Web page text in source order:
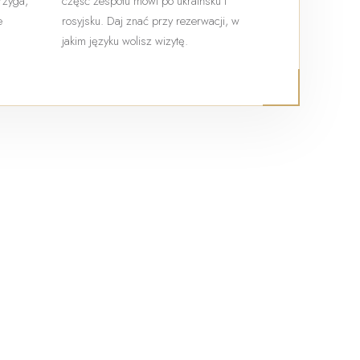
rosyjsku. Daj znać przy rezerwacji, w
jakim języku wolisz wizytę.